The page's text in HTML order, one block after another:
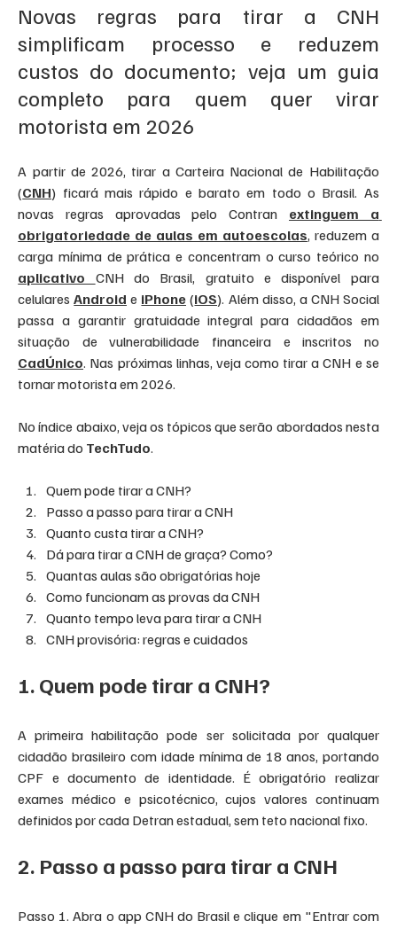
Novas regras para tirar a CNH
simplificam processo e reduzem
custos do documento; veja um guia
completo para quem quer virar
motorista em 2026
A partir de 2026, tirar a Carteira Nacional de Habilitação
(CNH) ficará mais rápido e barato em todo o Brasil. As
novas regras aprovadas pelo Contran extinguem a
obrigatoriedade de aulas em autoescolas, reduzem a
aplicativo CNH do Brasil, gratuito e disponível para
celulares Android e iPhone (iOS). Além disso, a CNH Social
passa a garantir gratuidade integral para cidadãos em
CadÚnico. Nas próximas linhas, veja como tirar a CNH e se
tornar motorista em 2026.
No índice abaixo, veja os tópicos que serão abordados nesta
matéria do TechTudo.
Quem pode tirar a CNH?
Passo a passo para tirar a CNH
Quanto custa tirar a CNH?
Dá para tirar a CNH de graça? Como?
Quantas aulas são obrigatórias hoje
Como funcionam as provas da CNH
Quanto tempo leva para tirar a CNH
CNH provisória: regras e cuidados
1. Quem pode tirar a CNH?
A primeira habilitação pode ser solicitada por qualquer
cidadão brasileiro com idade mínima de 18 anos, portando
CPF e documento de identidade. É obrigatório realizar
exames médico e psicotécnico, cujos valores continuam
definidos por cada Detran estadual, sem teto nacional fixo.
2. Passo a passo para tirar a CNH
Passo 1. Abra o app CNH do Brasil e clique em "Entrar com